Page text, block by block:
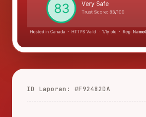
ID Laporan: #F92482DA